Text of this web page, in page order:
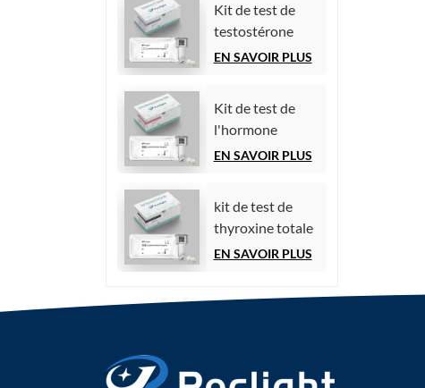
chimiluminescence
homogène))
Kit de test de
testostérone
(essai
chimiluminescence)
EN SAVOIR PLUS
Kit de test de
l'hormone
folliculo-
EN SAVOIR PLUS
kit de test de
thyroxine totale
(TT4)
EN SAVOIR PLUS